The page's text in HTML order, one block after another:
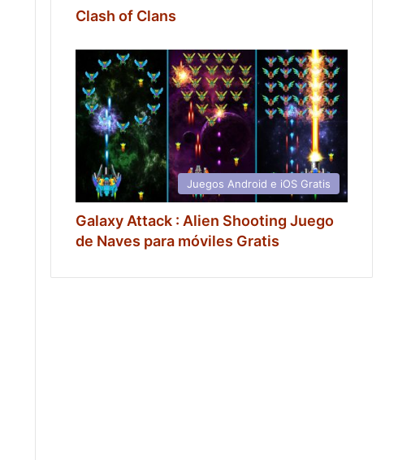
Clash of Clans
Juegos Android e iOS Gratis
Galaxy Attack : Alien Shooting Juego
de Naves para móviles Gratis